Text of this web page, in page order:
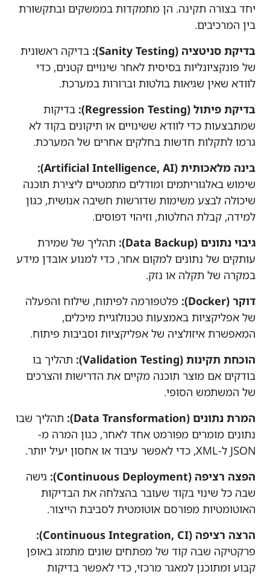
יחד בצורה תקינה. הן מתמקדות בממשקים ובתקשורת
בין המרכיבים.
בדיקת סניטציה (Sanity Testing):
בדיקה ראשונית
של פונקציונליות בסיסית לאחר שינויים קטנים, כדי
לוודא שאין שגיאות בולטות וברורות במערכת.
בדיקת פיתול (Regression Testing):
בדיקות
שמתבצעות כדי לוודא ששינויים או תיקונים בקוד לא
גרמו לתקלות חדשות בחלקים אחרים של המערכת.
בינה מלאכותית (Artificial Intelligence, AI):
שימוש באלגוריתמים ומודלים מתמטיים ליצירת תוכנה
שיכולה לבצע משימות שדורשות חשיבה אנושית, כגון
למידה, קבלת החלטות, וזיהוי דפוסים.
גיבוי נתונים (Data Backup):
תהליך של שמירת
עותקים של נתונים למקום אחר, כדי למנוע אובדן מידע
במקרה של תקלה או נזק.
דוקר (Docker):
פלטפורמה לפיתוח, שילוח והפעלה
של אפליקציות באמצעות טכנולוגיית מיכלים,
המאפשרת איזולציה של אפליקציות וסביבות פיתוח.
הוכחת תקינות (Validation Testing):
תהליך בו
בודקים אם מוצר תוכנה מקיים את הדרישות והצרכים
של המשתמש הסופי.
המרת נתונים (Data Transformation):
תהליך שבו
נתונים מומרים מפורמט אחד לאחר, כגון המרה מ-
JSON ל-XML, כדי לאפשר עיבוד או אחסון יעיל יותר.
הפצה רציפה (Continuous Deployment):
גישה
שבה כל שינוי בקוד שעובר בהצלחה את הבדיקות
האוטומטיות מפורסם אוטומטית לסביבת הייצור.
הרצה רציפה (Continuous Integration, CI):
פרקטיקה שבה קוד של מפתחים שונים מתמזג באופן
קבוע ומתוכנן למאגר מרכזי, כדי לאפשר בדיקות